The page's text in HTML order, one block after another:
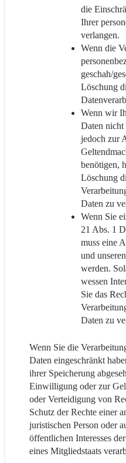
die
Ihrer
verlangen.
Wenn die
geschah/
Löschung
Wenn wir
Daten nicht
jedoch zur
benötigen,
Löschung
Daten zu
Wenn Sie
21 Abs. 1
muss eine
und
werden.
wessen
Sie das
Daten zu
Wenn Sie die
Daten eingeschränkt
ihrer Speicherung
Einwilligung oder zur
oder Verteidigung von
Schutz der Rechte einer
juristischen Person oder
öffentlichen Interesses
eines Mitgliedstaats